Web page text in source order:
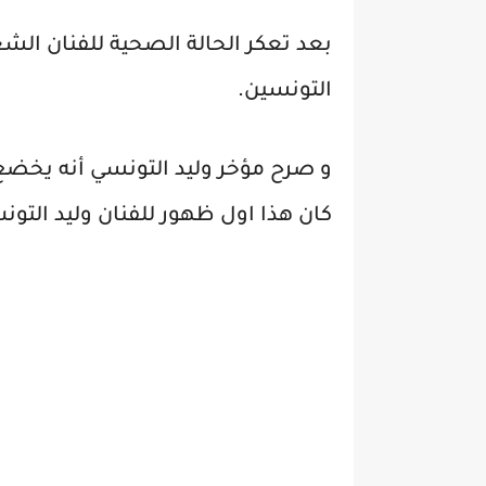
بعد تعكر الحالة الصحية للفنان
التونسين.
و صرح مؤخر وليد التونسي أنه
كان هذا اول ظهور للفنان وليد